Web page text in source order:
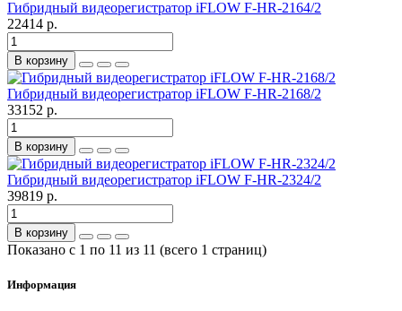
Гибридный видеорегистратор iFLOW F-HR-2164/2
22414 р.
В корзину
Гибридный видеорегистратор iFLOW F-HR-2168/2
33152 р.
В корзину
Гибридный видеорегистратор iFLOW F-HR-2324/2
39819 р.
В корзину
Показано с 1 по 11 из 11 (всего 1 страниц)
Информация